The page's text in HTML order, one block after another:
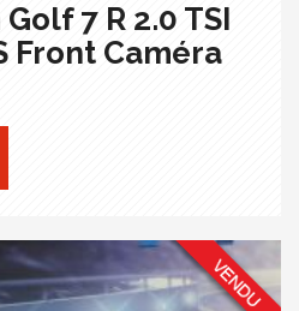
7 R 2.0 TSI
Front Caméra